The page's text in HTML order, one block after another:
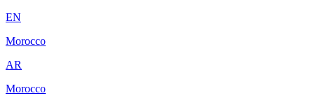
EN
Morocco
AR
Morocco